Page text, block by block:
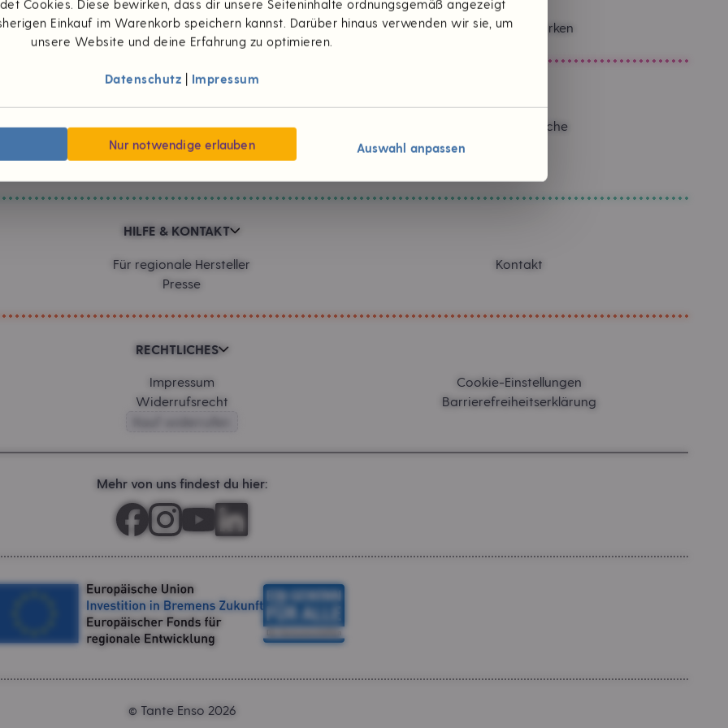
Cookies. Diese bewirken, dass dir unsere Seiteninhalte ordnungsgemäß angezeigt
Einkauf im Warenkorb speichern kannst. Darüber hinaus verwenden wir sie, um
unsere Website und deine Erfahrung zu optimieren.
Datenschutz Impressum
Nur notwendige erlauben Auswahl anpassen
Zahlungsarten Themen & Marken
Wünsch dir was
#foodpioniere
Neuigkeiten
Verantwortliche
HILFE & KONTAKT
Für regionale Hersteller
Presse
Kontakt
RECHTLICHES
Impressum
Widerrufsrecht
Cookie-Einstellungen
Barrierefreiheitserklärung
Mehr von uns findest du hier:
© Tante Enso 2026